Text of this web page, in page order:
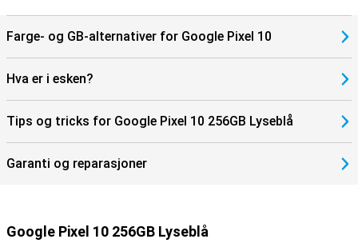
Farge- og GB-alternativer for Google Pixel 10
Hva er i esken?
Tips og tricks for Google Pixel 10 256GB Lyseblå
Garanti og reparasjoner
Google Pixel 10 256GB Lyseblå